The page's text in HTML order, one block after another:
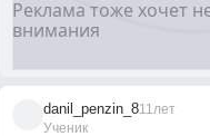
danil_penzin_8
Ученик
11лет